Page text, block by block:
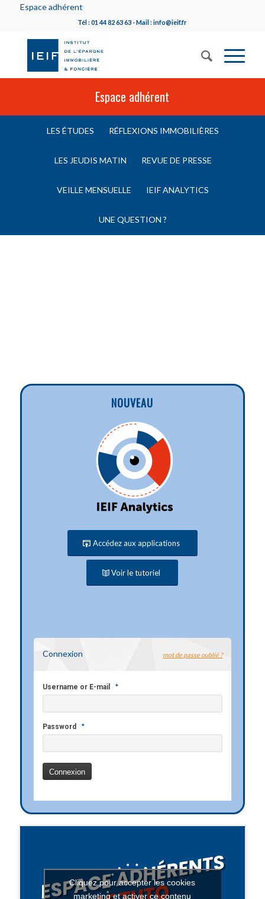
Espace adhérent
Tél : 01 44 82 63 63 - Mail : info@ieif.fr
Espace adhérent
LES ÉTUDES RÉFLEXIONS IMMOBILIÈRES
LES JEUDIS MATIN REVUE DE PRESSE
VEILLE MENSUELLE IEIF ANALYTICS
UNE QUESTION ?
NOUVEAU
Accédez aux applications
Voir le tutoriel
Connexion mot de passe oublié ?
Username or E-mail *
Password *
Cliquez pour accepter les cookies
marketing et activer ce contenu